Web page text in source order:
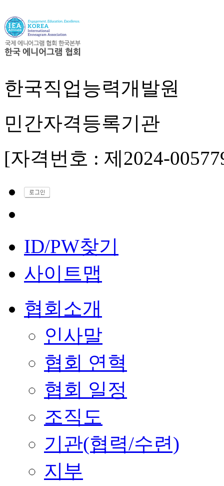
한국직업능력개발원
민간자격등록기관
[자격번호 : 제2024-
ID/PW찾기
사이트맵
협회소개
인사말
협회 연혁
협회 일정
조직도
기관(협력/수련)
지부